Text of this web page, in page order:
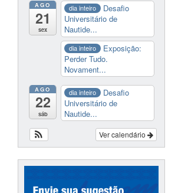
AGO
21
sex
dia inteiro
Desafio
Universitário de
Nautide...
dia inteiro
Exposição:
Perder Tudo.
Novament...
AGO
22
sáb
dia inteiro
Desafio
Universitário de
Nautide...
Ver calendário